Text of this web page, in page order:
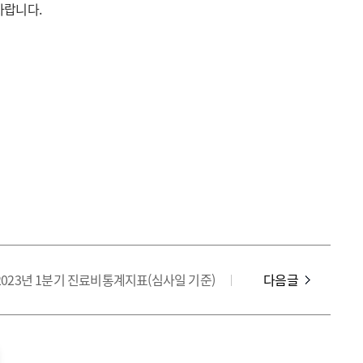
니다.
다음글
년 1분기 진료비통계지표(심사일 기준)